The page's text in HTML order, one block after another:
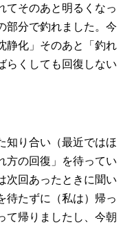
てそのあと明るくなっ
部分で釣れました。今
静化」そのあと「釣れ
らくしても回復しない
知り合い（最近ではほ
方の回復」を待ってい
次回あったときに聞い
待たずに（私は）帰っ
て帰りましたし、今朝